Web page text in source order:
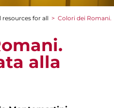
resources for all > Colori dei Romani.
alla